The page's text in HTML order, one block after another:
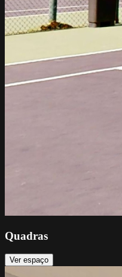
Quadras
Ver espaço